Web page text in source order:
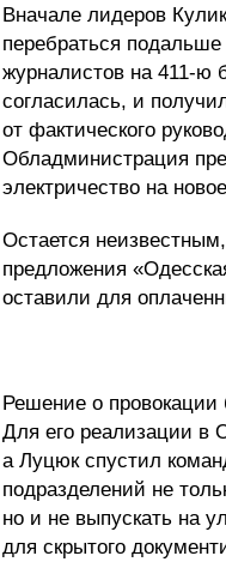
Вначале лидеров
перебраться подальше
журналистов на 411-ю
согласилась, и
от фактического
Обладминистрация
электричество на
Остается
предложения
оставили для
Решение о провокации
Для его реализации в
а Луцюк спустил
подразделений не
но и не выпускать на
для скрытого